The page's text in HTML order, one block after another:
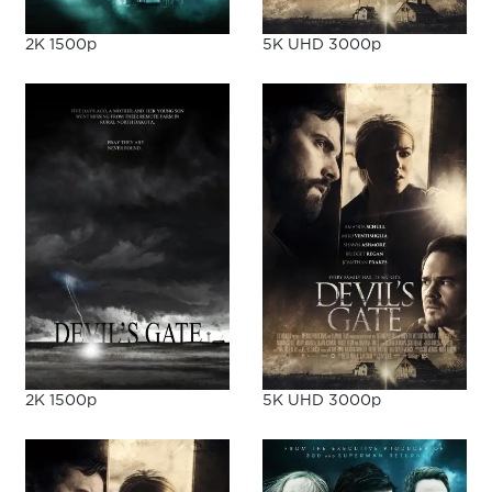
2K 1500p 5K UHD 3000p
2K 1500p 5K UHD 3000p